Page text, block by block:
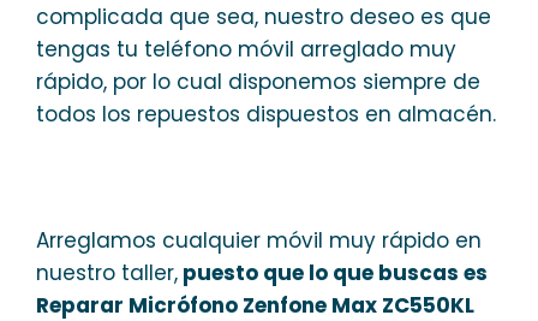
complicada que sea, nuestro deseo es que
tengas tu teléfono móvil arreglado muy
rápido, por lo cual disponemos siempre de
todos los repuestos dispuestos en almacén.
Arreglamos cualquier móvil muy rápido en
nuestro taller, puesto que lo que buscas es
Reparar Micrófono Zenfone Max ZC550KL